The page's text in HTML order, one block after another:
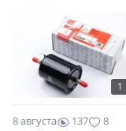
1
8 августа 137 8